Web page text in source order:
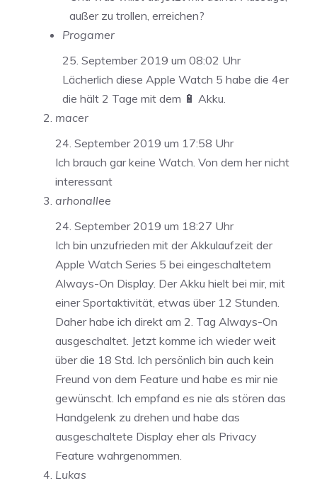
außer zu trollen, erreichen?
Progamer
25. September 2019 um 08:02 Uhr
Lächerlich diese Apple Watch 5 habe die 4er
die hält 2 Tage mit dem 🔋 Akku.
macer
24. September 2019 um 17:58 Uhr
Ich brauch gar keine Watch. Von dem her nicht
interessant
arhonallee
24. September 2019 um 18:27 Uhr
Ich bin unzufrieden mit der Akkulaufzeit der
Apple Watch Series 5 bei eingeschaltetem
Always-On Display. Der Akku hielt bei mir, mit
einer Sportaktivität, etwas über 12 Stunden.
Daher habe ich direkt am 2. Tag Always-On
ausgeschaltet. Jetzt komme ich wieder weit
über die 18 Std. Ich persönlich bin auch kein
Freund von dem Feature und habe es mir nie
gewünscht. Ich empfand es nie als stören das
Handgelenk zu drehen und habe das
ausgeschaltete Display eher als Privacy
Feature wahrgenommen.
Lukas